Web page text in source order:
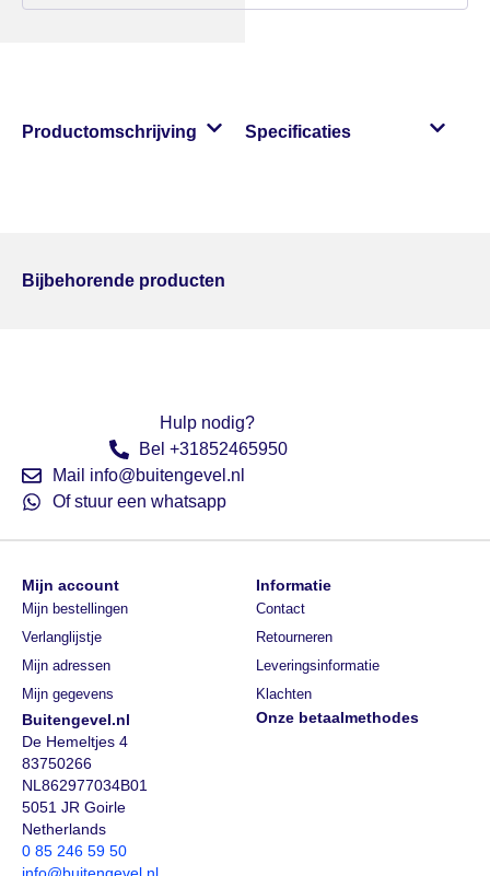
Productomschrijving Specificaties
Bijbehorende producten
Hulp nodig?
Bel +31852465950
Mail info@buitengevel.nl
Of stuur een whatsapp
Buitengevel.nl
De Hemeltjes 4
83750266
NL862977034B01
5051 JR Goirle
Netherlands
0 85 246 59 50
Onze betaalmethodes
Mijn account
Mijn bestellingen
Verlanglijstje
Mijn adressen
Mijn gegevens
Informatie
Contact
Retourneren
Leveringsinformatie
Klachten